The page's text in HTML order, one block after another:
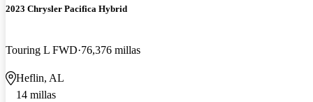
2023 Chrysler Pacifica Hybrid
Touring L FWD 76,376 millas
Heflin, AL
14 millas